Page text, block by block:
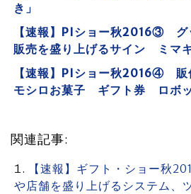
き」
【速報】PIショー秋2016③ グ
販売を盛り上げるサイン ミマ
【速報】PIショー秋2016④
モシロお菓子 ギフト券 ロボ
関連記事:
【速報】ギフト・ショー
や店舗を盛り上げるシステム、